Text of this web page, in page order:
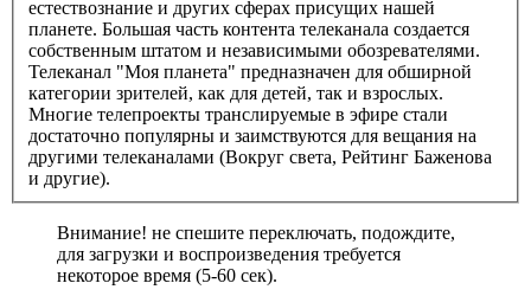
естествознание и других сферах присущих нашей
планете. Большая часть контента телеканала создается
собственным штатом и независимыми обозревателями.
Телеканал "Моя планета" предназначен для обширной
категории зрителей, как для детей, так и взрослых.
Многие телепроекты транслируемые в эфире стали
достаточно популярны и заимствуются для вещания на
другими телеканалами (Вокруг света, Рейтинг Баженова
и другие).
Внимание! не спешите переключать, подождите,
для загрузки и воспроизведения требуется
некоторое время (5-60 сек).